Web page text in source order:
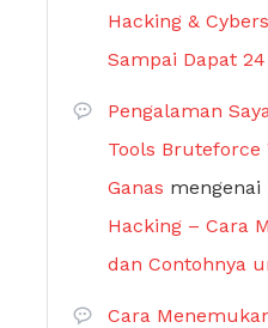
Hacking &
Sampai Dapat
Pengalaman
Tools Bruteforce
Ganas mengenai
Hacking – Cara
dan Contohnya
Cara